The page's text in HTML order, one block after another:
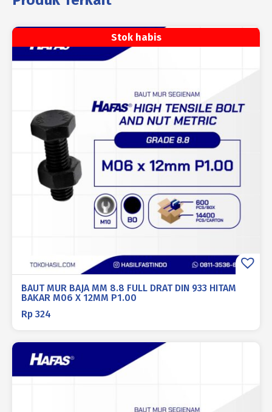
Stok habis
BAUT MUR BAJA MM 8.8 FULL DRAT DIN 933 HITAM
BAKAR M06 X 12MM P1.00
Rp 324